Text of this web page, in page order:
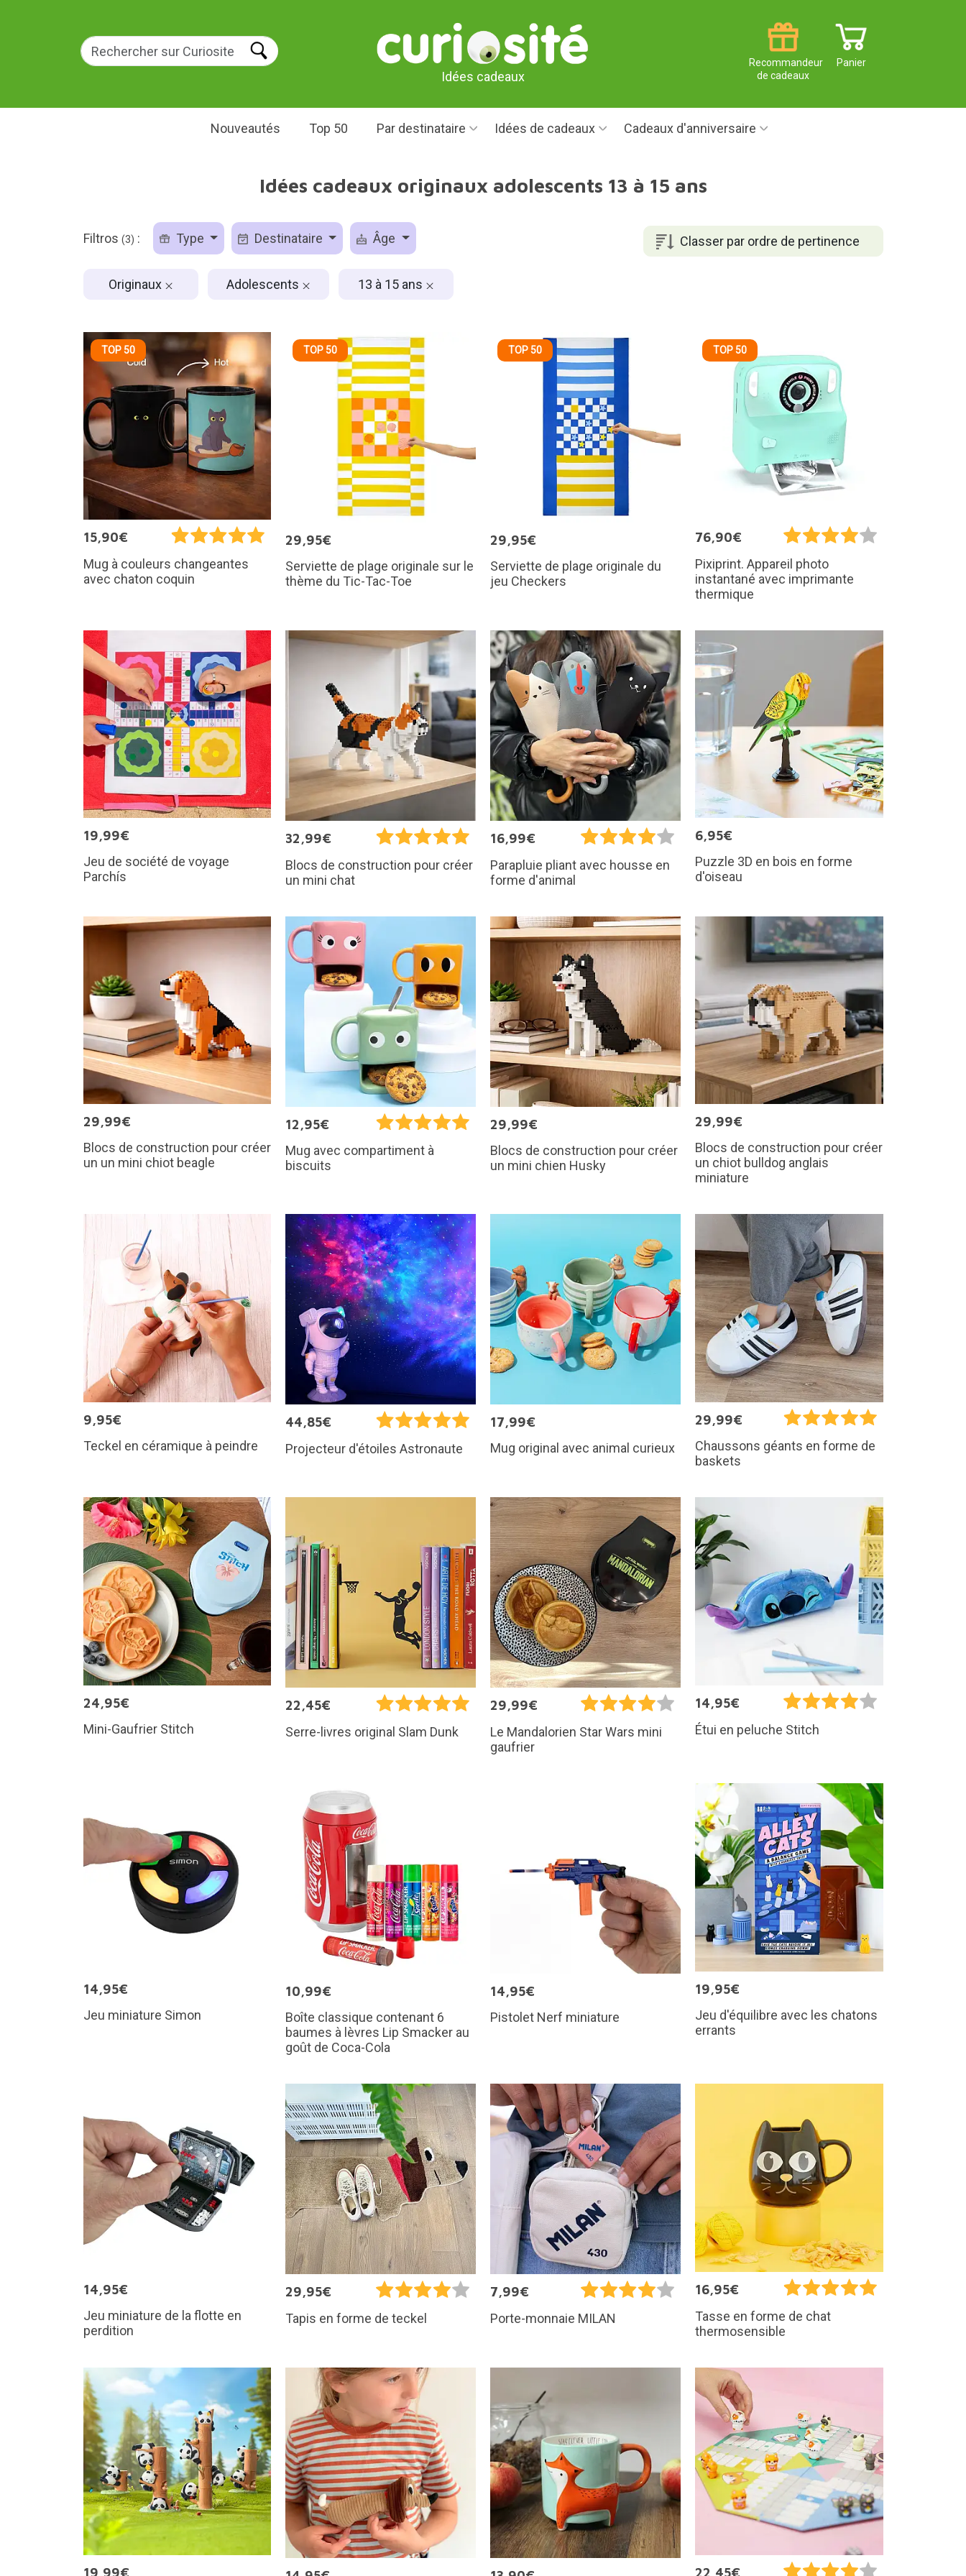
Idées cadeaux
Panier
Recommandeur
de cadeaux
Nouveautés Top 50 Par destinataire Idées de cadeaux Cadeaux d'anniversaire
Idées cadeaux originaux adolescents 13 à 15 ans
Classer par ordre de pertinence
Filtros (3) : Type Destinataire Âge
Originaux Adolescents 13 à 15 ans
TOP 50
15,90€
Mug à couleurs changeantes
avec chaton coquin
TOP 50
29,95€
Serviette de plage originale sur le
thème du Tic-Tac-Toe
TOP 50
29,95€
Serviette de plage originale du
jeu Checkers
TOP 50
76,90€
Pixiprint. Appareil photo
instantané avec imprimante
thermique
19,99€
Jeu de société de voyage
Parchís
32,99€
Blocs de construction pour créer
un mini chat
16,99€
Parapluie pliant avec housse en
forme d'animal
6,95€
Puzzle 3D en bois en forme
d'oiseau
29,99€
Blocs de construction pour créer
un un mini chiot beagle
12,95€
Mug avec compartiment à
biscuits
29,99€
Blocs de construction pour créer
un mini chien Husky
29,99€
Blocs de construction pour créer
un chiot bulldog anglais
miniature
9,95€
Teckel en céramique à peindre
44,85€
Projecteur d'étoiles Astronaute
17,99€
Mug original avec animal curieux
29,99€
Chaussons géants en forme de
baskets
24,95€
Mini-Gaufrier Stitch
22,45€
Serre-livres original Slam Dunk
29,99€
Le Mandalorien Star Wars mini
gaufrier
14,95€
Étui en peluche Stitch
14,95€
Jeu miniature Simon
10,99€
Boîte classique contenant 6
baumes à lèvres Lip Smacker au
goût de Coca-Cola
14,95€
Pistolet Nerf miniature
19,95€
Jeu d'équilibre avec les chatons
errants
14,95€
Jeu miniature de la flotte en
perdition
29,95€
Tapis en forme de teckel
7,99€
Porte-monnaie MILAN
16,95€
Tasse en forme de chat
thermosensible
19,99€ 22,45€